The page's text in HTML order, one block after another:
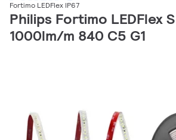
Fortimo LEDFlex IP67
Philips Fortimo LEDFlex
1000lm/m 840 C5 G1